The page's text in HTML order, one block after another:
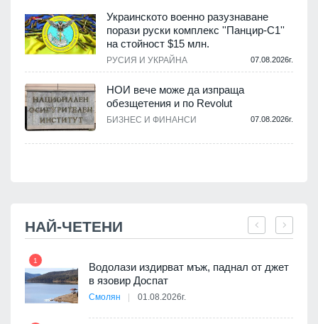
Украинското военно разузнаване
порази руски комплекс ''Панцир-С1''
на стойност $15 млн.
РУСИЯ И УКРАЙНА 07.08.2026г.
НОИ вече може да изпраща
обезщетения и по Revolut
БИЗНЕС И ФИНАНСИ 07.08.2026г.
НАЙ-ЧЕТЕНИ
1
Водолази издирват мъж, паднал от джет
в язовир Доспат
Смолян 01.08.2026г.